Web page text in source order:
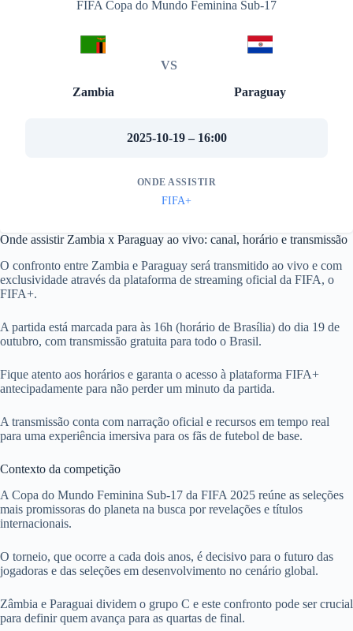
FIFA Copa do Mundo Feminina Sub-17
Zambia
VS
Paraguay
2025-10-19 – 16:00
ONDE ASSISTIR
FIFA+
Onde assistir Zambia x Paraguay ao vivo: canal, horário e transmissão
O confronto entre Zambia e Paraguay será transmitido ao vivo e com
exclusividade através da plataforma de streaming oficial da FIFA, o
FIFA+.
A partida está marcada para às 16h (horário de Brasília) do dia 19 de
outubro, com transmissão gratuita para todo o Brasil.
Fique atento aos horários e garanta o acesso à plataforma FIFA+
antecipadamente para não perder um minuto da partida.
A transmissão conta com narração oficial e recursos em tempo real
para uma experiência imersiva para os fãs de futebol de base.
Contexto da competição
A Copa do Mundo Feminina Sub-17 da FIFA 2025 reúne as seleções
mais promissoras do planeta na busca por revelações e títulos
internacionais.
O torneio, que ocorre a cada dois anos, é decisivo para o futuro das
jogadoras e das seleções em desenvolvimento no cenário global.
Zâmbia e Paraguai dividem o grupo C e este confronto pode ser crucial
para definir quem avança para as quartas de final.